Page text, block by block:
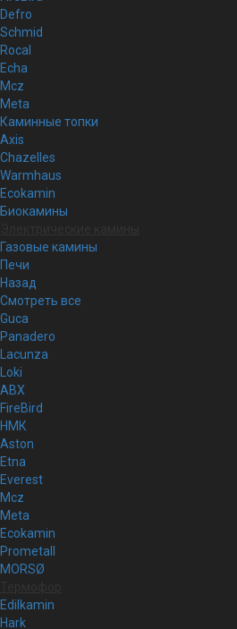
Defro
Schmid
Rocal
Echa
Mcz
Meta
Каминные топки
Axis
Chazelles
Warmhaus
Ecokamin
Биокамины
Газовые камины
Печи
Назад
Смотреть все
Guca
Panadero
Lacunza
Loki
ABX
FireBird
НМК
Aston
Etna
Everest
Mcz
Meta
Ecokamin
Prometall
MORSØ
Edilkamin
Hark